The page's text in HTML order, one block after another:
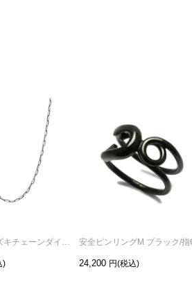
安全ピンリングM ブラック/指
24,200